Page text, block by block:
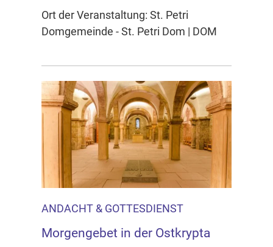
Ort der Veranstaltung: St. Petri
Domgemeinde - St. Petri Dom | DOM
ANDACHT & GOTTESDIENST
Morgengebet in der Ostkrypta